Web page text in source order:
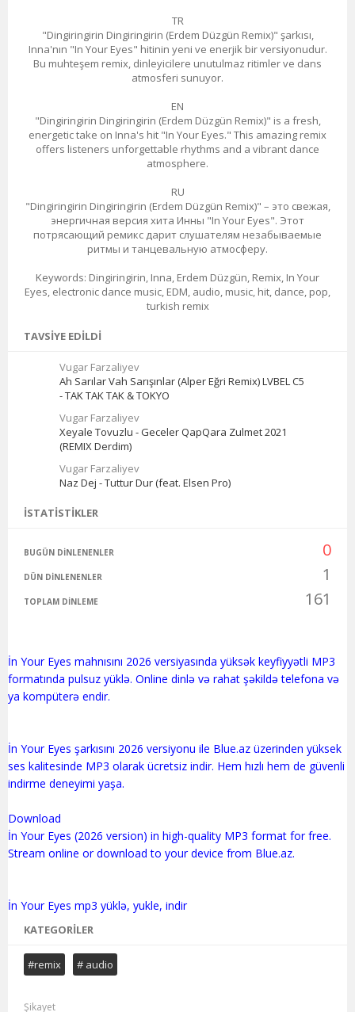
TR
"Dingiringirin Dingiringirin (Erdem Düzgün Remix)" şarkısı,
Inna'nın "In Your Eyes" hitinin yeni ve enerjik bir versiyonudur.
Bu muhteşem remix, dinleyicilere unutulmaz ritimler ve dans
atmosferi sunuyor.
EN
"Dingiringirin Dingiringirin (Erdem Düzgün Remix)" is a fresh,
energetic take on Inna's hit "In Your Eyes." This amazing remix
offers listeners unforgettable rhythms and a vibrant dance
atmosphere.
RU
"Dingiringirin Dingiringirin (Erdem Düzgün Remix)" – это свежая,
энергичная версия хита Инны "In Your Eyes". Этот
потрясающий ремикс дарит слушателям незабываемые
ритмы и танцевальную атмосферу.
Keywords: Dingiringirin, Inna, Erdem Düzgün, Remix, In Your
Eyes, electronic dance music, EDM, audio, music, hit, dance, pop,
turkish remix
TAVSIYE EDILDI
Vugar Farzaliyev
Ah Sarılar Vah Sarışınlar (Alper Eğri Remix) LVBEL C5
- TAK TAK TAK & TOKYO
Vugar Farzaliyev
Xeyale Tovuzlu - Geceler QapQara Zulmet 2021
(REMIX Derdim)
Vugar Farzaliyev
Naz Dej - Tuttur Dur (feat. Elsen Pro)
İSTATISTIKLER
BUGÜN DINLENENLER 0
DÜN DINLENENLER 1
TOPLAM DINLEME 161
İn Your Eyes mahnısını 2026 versiyasında yüksək keyfiyyətli MP3
formatında pulsuz yüklə. Online dinlə və rahat şəkildə telefona və
ya kompüterə endir.
İn Your Eyes şarkısını 2026 versiyonu ile Blue.az üzerinden yüksek
ses kalitesinde MP3 olarak ücretsiz indir. Hem hızlı hem de güvenli
indirme deneyimi yaşa.
Download
İn Your Eyes (2026 version) in high-quality MP3 format for free.
Stream online or download to your device from Blue.az.
KATEGORILER
#remix # audio
Şikayet